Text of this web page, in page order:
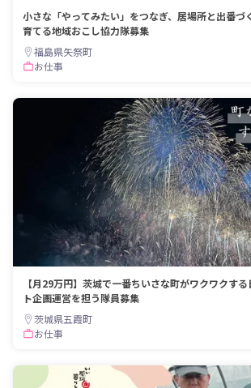
小さな「やってみたい」をつなぎ、居場所と出番づ
育てる地域おこし協力隊募集
福島県矢祭町
お仕事
【月29万円】茨城で一番ちいさな町がワクワクす
ト企画運営を担う隊員募集
茨城県五霞町
お仕事